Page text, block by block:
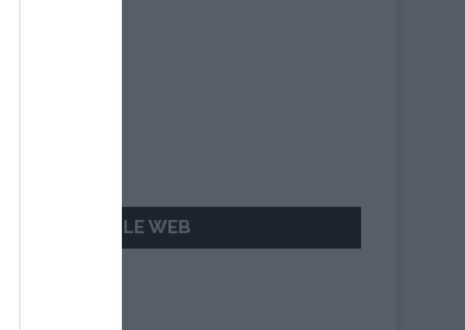
AILLEURS SUR LE WEB